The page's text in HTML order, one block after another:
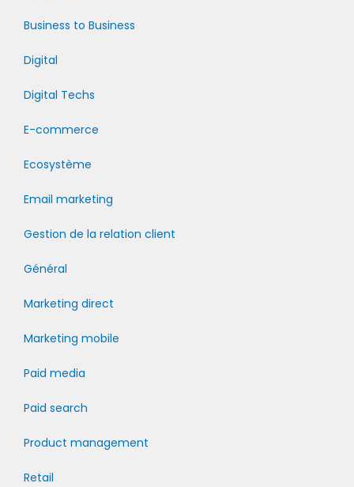
Business to Business
Digital
Digital Techs
E-commerce
Ecosystème
Email marketing
Gestion de la relation client
Général
Marketing direct
Marketing mobile
Paid media
Paid search
Product management
Retail